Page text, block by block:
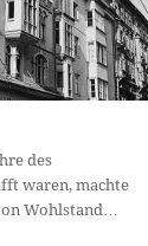
des
waren, machte
Wohlstand…